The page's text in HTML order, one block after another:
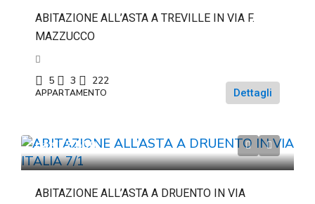
ABITAZIONE ALL’ASTA A TREVILLE IN VIA F.
MAZZUCCO
5 3 222
APPARTAMENTO Dettagli
da€22.500
ABITAZIONE ALL’ASTA A DRUENTO IN VIA